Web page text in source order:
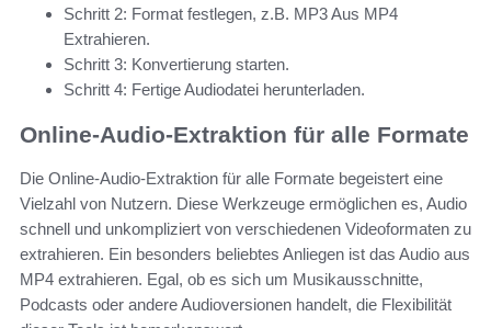
Schritt 2: Format festlegen, z.B. MP3 Aus MP4
Extrahieren.
Schritt 3: Konvertierung starten.
Schritt 4: Fertige Audiodatei herunterladen.
Online-Audio-Extraktion für alle Formate
Die Online-Audio-Extraktion für alle Formate begeistert eine
Vielzahl von Nutzern. Diese Werkzeuge ermöglichen es, Audio
schnell und unkompliziert von verschiedenen Videoformaten zu
extrahieren. Ein besonders beliebtes Anliegen ist das Audio aus
MP4 extrahieren. Egal, ob es sich um Musikausschnitte,
Podcasts oder andere Audioversionen handelt, die Flexibilität